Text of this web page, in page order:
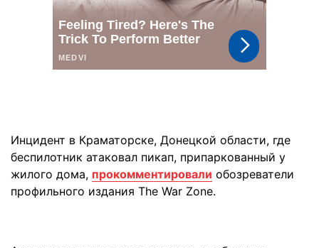
Инцидент в Краматорске, Донецкой области, где
беспилотник атаковал пикап, припаркованный у
жилого дома, прокомментировали обозреватели
профильного издания The War Zone.